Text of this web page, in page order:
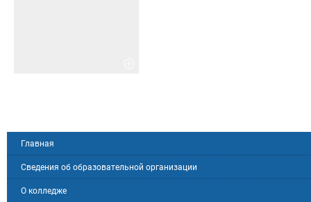
Главная
Сведения об образовательной организации
О колледже